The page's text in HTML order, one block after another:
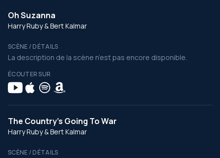
Oh Suzanna
Harry Ruby & Bert Kalmar
SCÈNE / DÉTAILS
La description de la scène n’est pas encore disponible.
ÉCOUTER SUR
The Country's Going To War
Harry Ruby & Bert Kalmar
SCÈNE / DÉTAILS